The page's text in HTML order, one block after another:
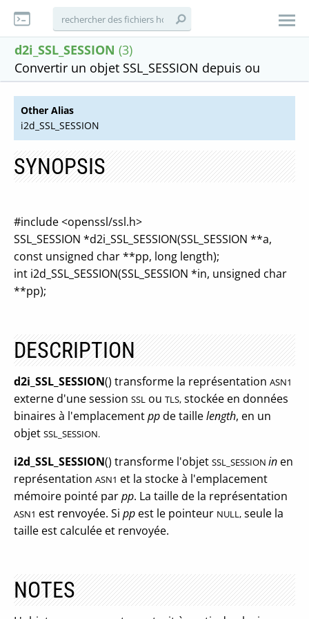
d2i_SSL_SESSION (3)
Convertir un objet SSL_SESSION depuis ou
Other Alias
i2d_SSL_SESSION
SYNOPSIS
#include <openssl/ssl.h>
SSL_SESSION *d2i_SSL_SESSION(SSL_SESSION **a,
const unsigned char **pp, long length);
int i2d_SSL_SESSION(SSL_SESSION *in, unsigned char
**pp);
DESCRIPTION
d2i_SSL_SESSION() transforme la représentation ASN1
externe d'une session SSL ou TLS, stockée en données
binaires à l'emplacementppde taillelength, en un
objet SSL_SESSION.
i2d_SSL_SESSION() transforme l'objet SSL_SESSION in en
représentation ASN1 et la stocke à l'emplacement
mémoire pointé parpp. La taille de la représentation
ASN1 est renvoyée. Si pp est le pointeur NULL, seule la
taille est calculée et renvoyée.
NOTES